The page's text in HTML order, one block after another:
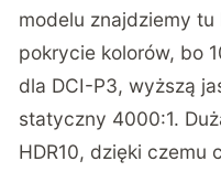
modelu znajdziemy
pokrycie kolorów, bo
dla DCI-P3, wyższą
statyczny 4000:1.
HDR10, dzięki czemu